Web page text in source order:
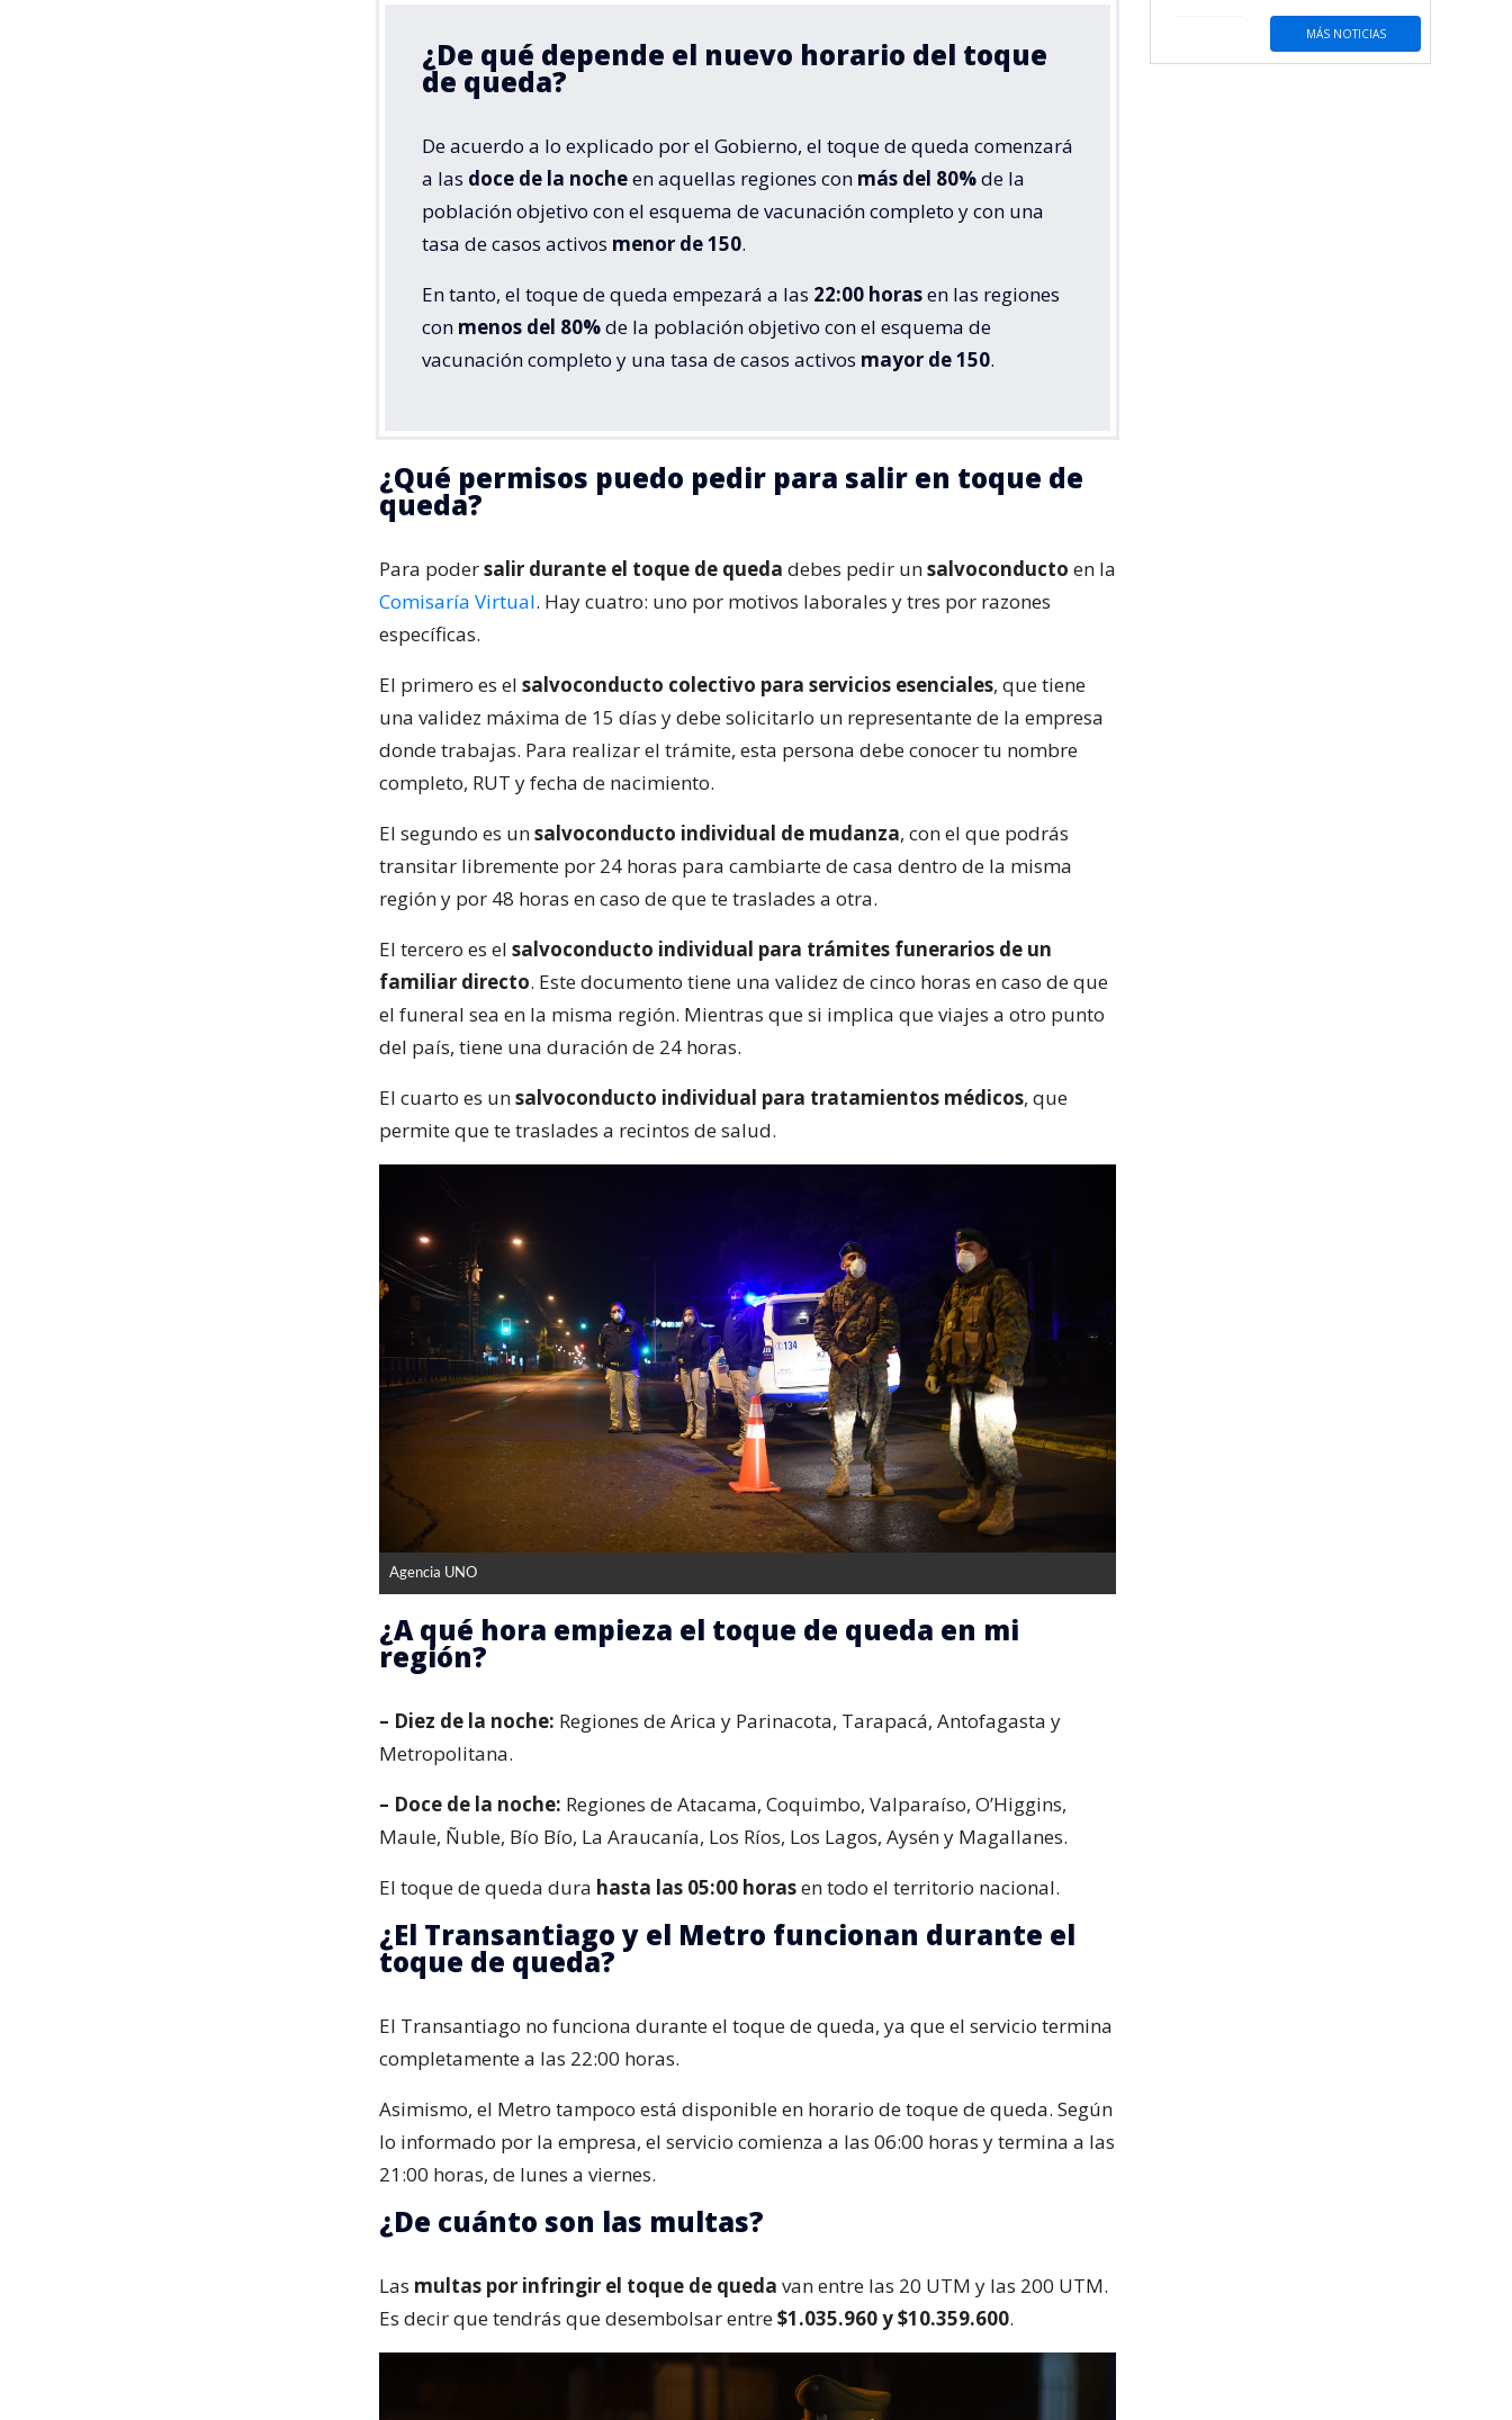
¿De qué depende el nuevo horario del toque
de queda?
De acuerdo a lo explicado por el Gobierno, el toque de queda comenzará
a las doce de la nocheen aquellas regiones con más del 80%de la
población objetivo con el esquema de vacunación completo y con una
tasa de casos activos menor de 150.
En tanto, el toque de queda empezará a las 22:00 horasen las regiones
con menos del 80%de la población objetivo con el esquema de
vacunación completo y una tasa de casos activos mayor de 150.
¿Qué permisos puedo pedir para salir en toque de
queda?
Para podersalir durante el toque de queda debes pedir unsalvoconducto en la
Comisaría Virtual. Hay cuatro: uno por motivos laborales y tres por razones
específicas.
El primero es el salvoconducto colectivo para servicios esenciales, que tiene
una validez máxima de 15 días y debe solicitarlo un representante de la empresa
donde trabajas. Para realizar el trámite, esta persona debe conocer tu nombre
completo, RUT y fecha de nacimiento.
El segundo es unsalvoconducto individual de mudanza, con el que podrás
transitar libremente por 24 horas para cambiarte de casa dentro de la misma
región y por 48 horas en caso de que te traslades a otra.
El tercero es el salvoconducto individual para trámites funerarios de un
familiar directo. Este documento tiene una validez de cinco horas en caso de que
el funeral sea en la misma región. Mientras que si implica que viajes a otro punto
del país, tiene una duración de 24 horas.
El cuarto es unsalvoconducto individual para tratamientos médicos, que
permite que te traslades a recintos de salud.
Agencia UNO
¿A qué hora empieza el toque de queda en mi
región?
– Diez de la noche: Regiones de Arica y Parinacota, Tarapacá, Antofagasta y
Metropolitana.
– Doce de la noche: Regiones de Atacama, Coquimbo, Valparaíso, O’Higgins,
Maule, Ñuble, Bío Bío, La Araucanía, Los Ríos, Los Lagos, Aysén y Magallanes.
El toque de queda dura hasta las 05:00 horasen todo el territorio nacional.
¿El Transantiago y el Metro funcionan durante el
toque de queda?
El Transantiago no funciona durante el toque de queda, ya que el servicio termina
completamente a las 22:00 horas.
Asimismo, el Metro tampoco está disponible en horario de toque de queda. Según
lo informado por la empresa, el servicio comienza a las 06:00 horas y termina a las
21:00 horas, de lunes a viernes.
¿De cuánto son las multas?
Las multas por infringir el toque de queda van entre las 20 UTM y las 200 UTM.
Es decir que tendrás que desembolsar entre$1.035.960 y $10.359.600.
MÁS NOTICIAS